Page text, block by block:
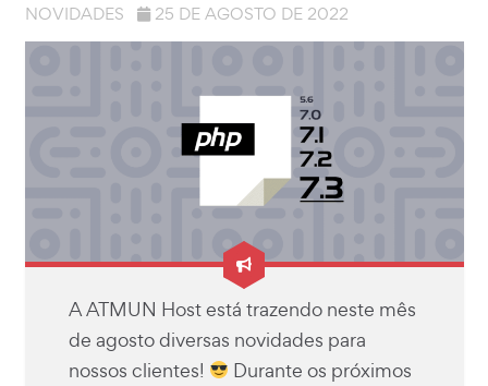
NOVIDADES 25 DE AGOSTO DE 2022
A ATMUN Host está trazendo neste mês
de agosto diversas novidades para
nossos clientes!
Durante os próximos